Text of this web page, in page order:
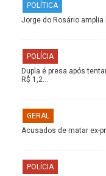
POLÍTICA
Jorge do Rosário amplia
POLÍCIA
Dupla é presa após
R$ 1,2…
GERAL
Acusados de matar ex-
POLÍCIA